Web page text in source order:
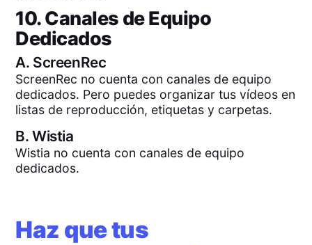
10. Canales de Equipo
Dedicados
A. ScreenRec
ScreenRec no cuenta con canales de equipo
dedicados. Pero puedes organizar tus vídeos en
listas de reproducción, etiquetas y carpetas.
B.Wistia
Wistia no cuenta con canales de equipo
dedicados.
Haz que tus